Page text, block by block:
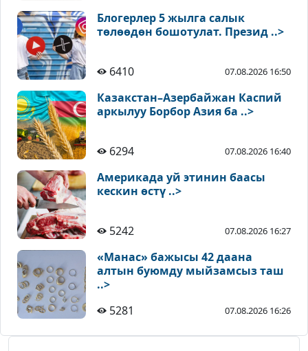
Блогерлер 5 жылга салык
төлөөдөн бошотулат. Презид ..>
6410 07.08.2026 16:50
Казакстан–Азербайжан Каспий
аркылуу Борбор Азия ба ..>
6294 07.08.2026 16:40
Америкада уй этинин баасы
кескин өстү ..>
5242 07.08.2026 16:27
«Манас» бажысы 42 даана
алтын буюмду мыйзамсыз таш
..>
5281
07.08.2026 16:26